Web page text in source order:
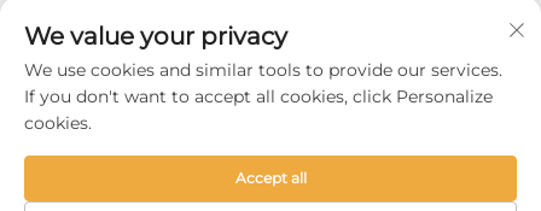
Subscribe
We value your privacy
We use cookies and similar tools to provide our services.
If you don't want to accept all cookies, click Personalize
cookies.
Accept all